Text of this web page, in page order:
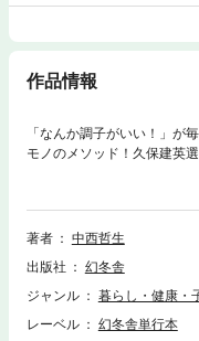
作品情報
「なんか調子がいい！」が
モノのメソッド！久保建英
究極のコンディショニング
り出す】・「布団をたたむ
時々替える・「耳ひっぱり
思って歩く・「空腹」を楽
厳しい食事制限も、必要な
い小さな所作を整えるだけ
る」ことで、仕事のパフォ
著者
中西哲生
出版社
幻冬舎
ジャンル
暮らし・健康・
レーベル
幻冬舎単行本